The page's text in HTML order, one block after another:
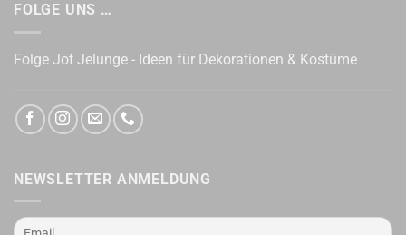
FOLGE UNS …
Folge Jot Jelunge - Ideen für Dekorationen & Kostüme
NEWSLETTER ANMELDUNG